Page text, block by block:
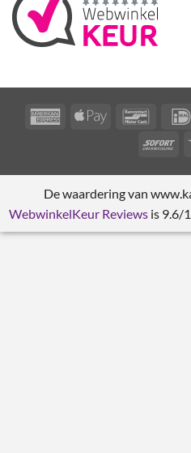
AmericanApple
De waardering van
WebwinkelKeur Reviewsis 9.6/